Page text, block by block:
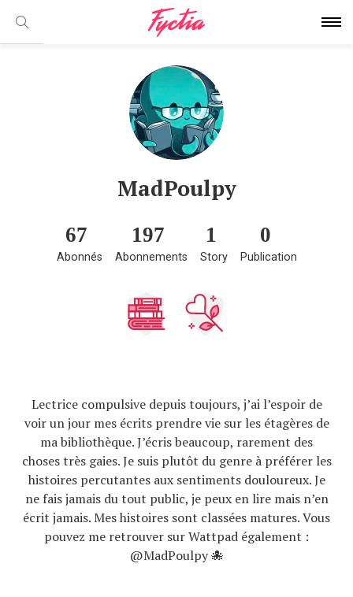
MadPoulpy
67
Abonnés
197
Abonnements
1
Story
0
Publication
Lectrice compulsive depuis toujours, j’ai l’espoir de
voir un jour mes écrits prendre vie sur les étagères de
ma bibliothèque. J’écris beaucoup, rarement des
choses très gaies. Je suis plutôt du genre à préférer les
histoires percutantes aux sentiments douloureux. Je
ne fais jamais du tout public, je peux en lire mais n’en
écrit jamais. Mes histoires sont classées matures. Vous
pouvez me retrouver sur Wattpad également :
@MadPoulpy 🐙